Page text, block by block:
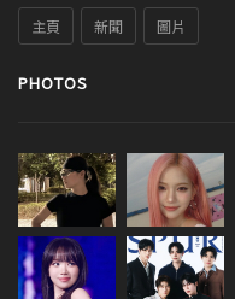
主頁 新聞 圖片
PHOTOS